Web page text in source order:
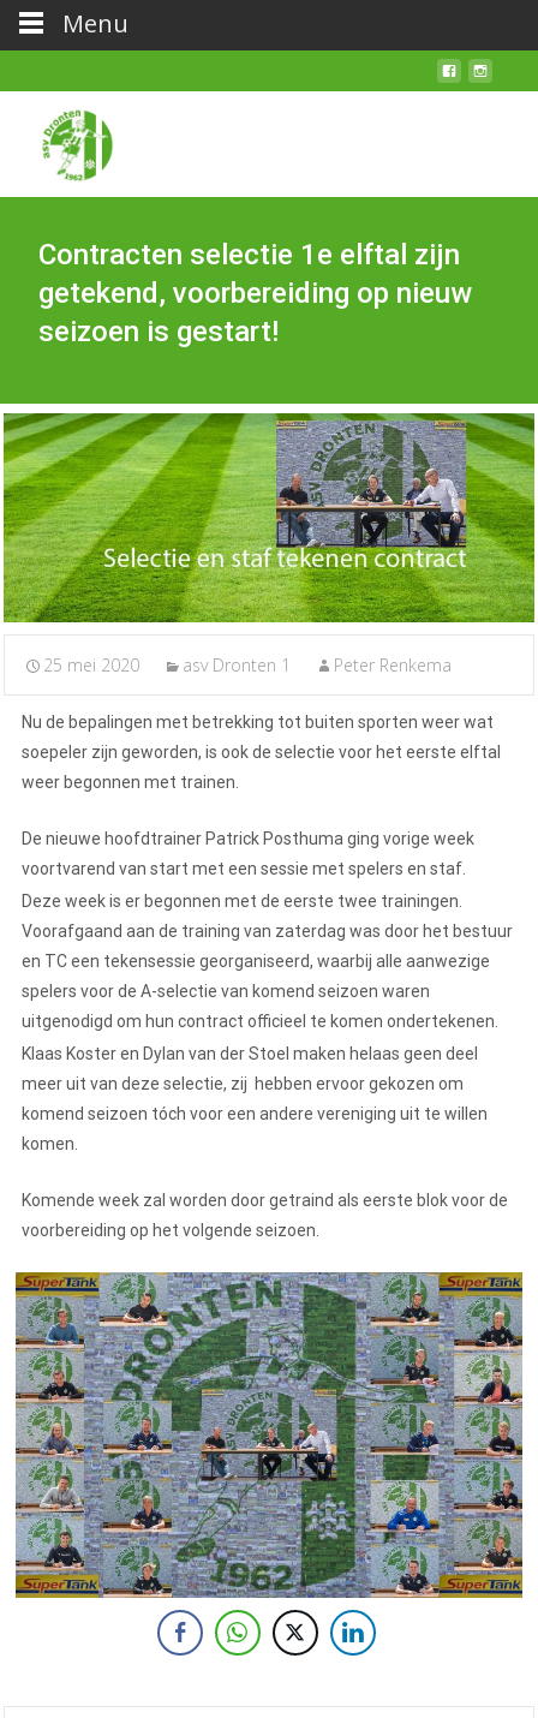
Contracten selectie 1e elftal zijn
getekend, voorbereiding op nieuw
seizoen is gestart!
25 mei 2020 asv Dronten 1 Peter Renkema
Nu de bepalingen met betrekking tot buiten sporten weer wat
soepeler zijn geworden, is ook de selectie voor het eerste elftal
weer begonnen met trainen.
De nieuwe hoofdtrainer Patrick Posthuma ging vorige week
voortvarend van start met een sessie met spelers en staf.
Deze week is er begonnen met de eerste twee trainingen.
Voorafgaand aan de training van zaterdag was door het bestuur
en TC een tekensessie georganiseerd, waarbij alle aanwezige
spelers voor de A-selectie van komend seizoen waren
uitgenodigd om hun contract officieel te komen ondertekenen.
Klaas Koster en Dylan van der Stoel maken helaas geen deel
meer uit van deze selectie, zij hebben ervoor gekozen om
komend seizoen tóch voor een andere vereniging uit te willen
komen.
Komende week zal worden door getraind als eerste blok voor de
voorbereiding op het volgende seizoen.
Menu